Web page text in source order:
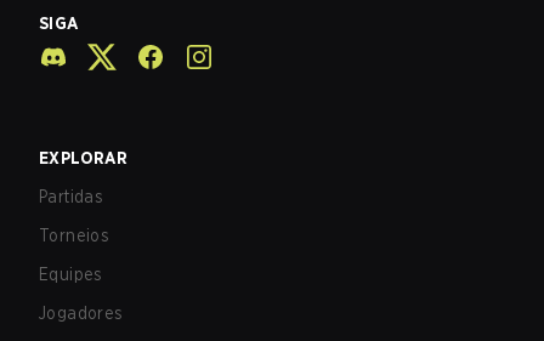
SIGA
EXPLORAR
Partidas
Torneios
Equipes
Jogadores